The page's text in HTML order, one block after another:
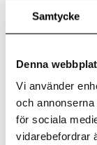
Samtycke
Denna
Vi använder
och
för sociala
vidarebefordrar